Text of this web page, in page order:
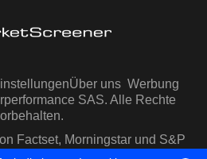
Über uns Werbung
SAS. Alle Rechte
Factset, Morningstar und S&P
Verfügung gestellt